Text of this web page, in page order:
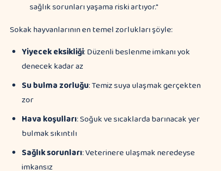
sağlık sorunları yaşama riski artıyor."
Sokak hayvanlarının en temel zorlukları şöyle:
Yiyecek eksikliği: Düzenli beslenme imkanı yok
denecek kadar az
Su bulma zorluğu: Temiz suya ulaşmak gerçekten
zor
Hava koşulları: Soğuk ve sıcaklarda barınacak yer
bulmak sıkıntılı
Sağlık sorunları: Veterinere ulaşmak neredeyse
imkansız